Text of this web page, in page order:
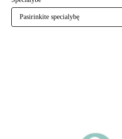
Pasirinkite specialybę